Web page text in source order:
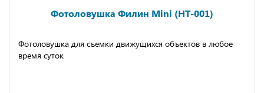
Фотоловушка Филин Mini (HT-001)
Фотоловушка для съемки движущихся объектов в любое
время суток